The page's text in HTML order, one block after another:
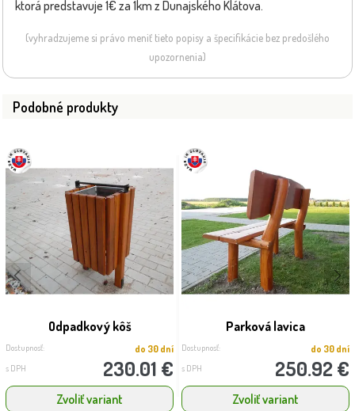
ktorá predstavuje 1€ za 1km z Dunajského Klátova.
(vyhradzujeme si právo meniť tieto popisy a špecifikácie bez predošlého
upozornenia)
Podobné produkty
Odpadkový kôš
Dostupnosť: do 30 dní
s DPH 230.01 €
Zvoliť variant
Parková lavica
Dostupnosť: do 30 dní
s DPH 250.92 €
Zvoliť variant